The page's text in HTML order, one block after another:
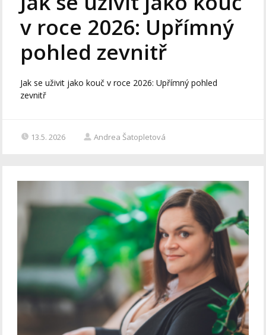
v roce 2026: Upřímný
pohled zevnitř
Jak se uživit jako kouč v roce 2026: Upřímný pohled
zevnitř
13.5. 2026 Andrea Šatopletová